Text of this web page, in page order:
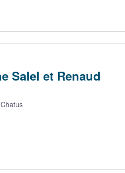
Salel et Renaud